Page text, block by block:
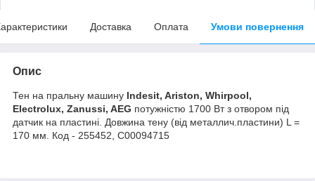
Доставка Оплата Умови повернення
Опис
Тен на пральну машину Indesit, Ariston, Whirpool,
Electrolux, Zanussi, AEG потужністю 1700 Вт з отвором під
датчик на пластині. Довжина тену (від металлич.пластини) L =
170 мм. Код - 255452, C00094715